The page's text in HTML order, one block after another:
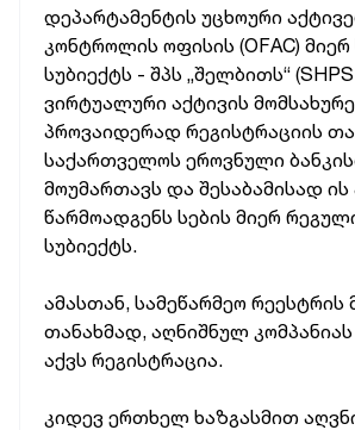
დეპარტამენტის უცხოური
კონტროლის ოფისის (OFAC)
სუბიექტს - შპს „შელბითს“
ვირტუალური აქტივის
პროვაიდერად რეგისტრაციის
საქართველოს ეროვნული
მოუმართავს და შესაბამისად ის
წარმოადგენს სების მიერ
სუბიექტს.
ამასთან, სამეწარმეო რეესტრის
თანახმად, აღნიშნულ
აქვს რეგისტრაცია.
კიდევ ერთხელ ხაზგასმით